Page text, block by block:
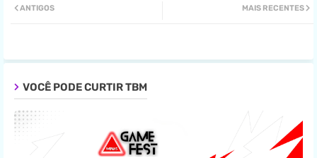
pp
MAIS RECENTES
ANTIGOS
VOCÊ PODE CURTIR TBM